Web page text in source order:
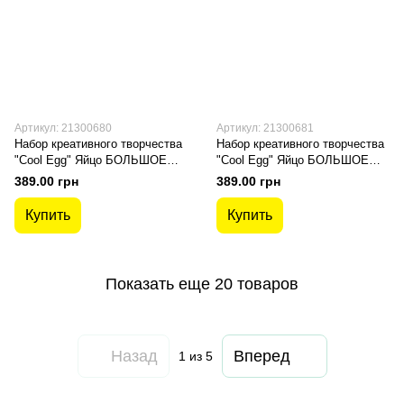
Артикул: 21300680
Набор креативного творчества
"Cool Egg" Яйцо БОЛЬШОЕ
CE-01-01 (CE-01-02)
389.00 грн
Купить
Артикул: 21300681
Набор креативного творчества
"Cool Egg" Яйцо БОЛЬШОЕ
CE-01-01 (CE-01-04)
389.00 грн
Купить
Показать еще 20 товаров
Назад 1 из 5 Вперед